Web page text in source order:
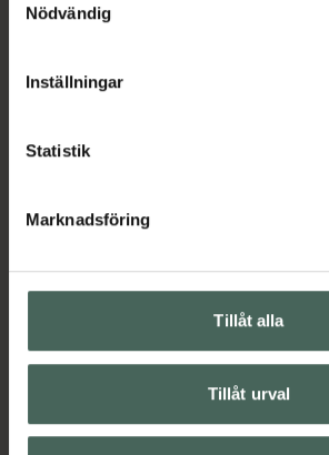
återkalla ditt samtycke via
cookieinställningar. Ett återkallat
lagligheten av behandling som skett
Nödvändig
Inställningar
Statistik
Marknadsföring
Tillåt alla
Tillåt urval
syd till Lappland i norr, och online i
hjälpa just dig att må lite bättre.
med oss.
Kundservice
Hitta apotek
Leverans, betalning och retur